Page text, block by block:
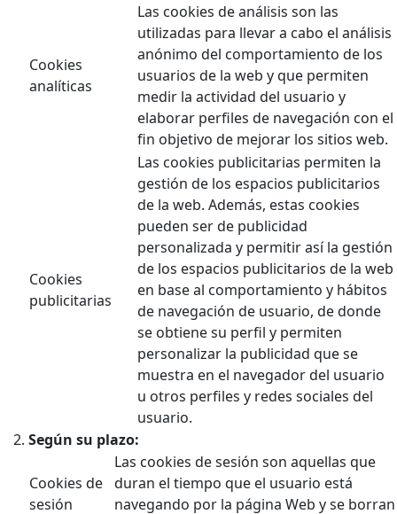
Cookies
analíticas
Las cookies de análisis son las
utilizadas para llevar a cabo el análisis
anónimo del comportamiento de los
usuarios de la web y que permiten
medir la actividad del usuario y
elaborar perfiles de navegación con el
fin objetivo de mejorar los sitios web.
Cookies
publicitarias
Las cookies publicitarias permiten la
gestión de los espacios publicitarios
de la web. Además, estas cookies
pueden ser de publicidad
personalizada y permitir así la gestión
de los espacios publicitarios de la web
en base al comportamiento y hábitos
de navegación de usuario, de donde
se obtiene su perfil y permiten
personalizar la publicidad que se
muestra en el navegador del usuario
u otros perfiles y redes sociales del
usuario.
Según su plazo:
Cookies de
sesión
Las cookies de sesión son aquellas que
duran el tiempo que el usuario está
navegando por la página Web y se borran